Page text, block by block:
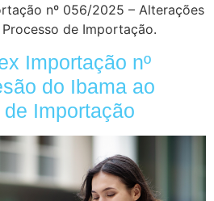
nº 056/2025 – Alterações
de Importação.
Importação nº
do Ibama ao
Importação